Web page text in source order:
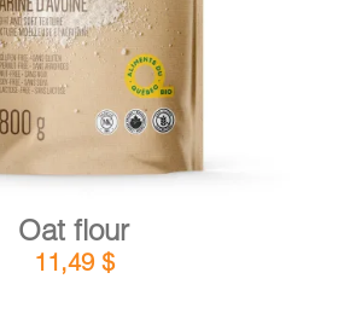
Oat flour
11,49 $